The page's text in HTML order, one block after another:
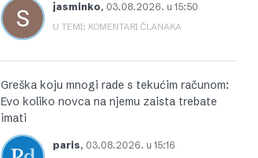
jasminko, 03.08.2026. u 15:50
U TEMI: KOMENTARI ČLANAKA
Greška koju mnogi rade s tekućim računom:
Evo koliko novca na njemu zaista trebate
imati
paris, 03.08.2026. u 15:16